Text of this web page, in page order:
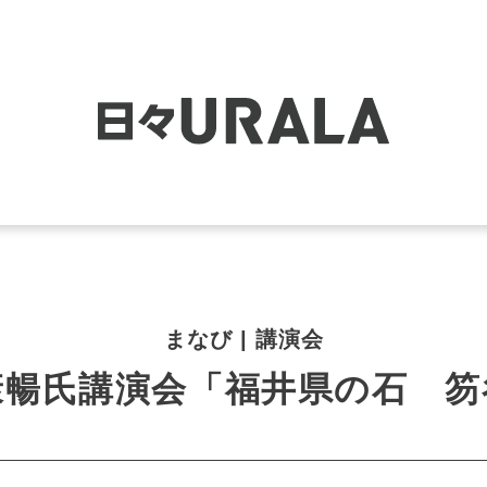
まなび | 講演会
暢氏講演会「福井県の石 笏